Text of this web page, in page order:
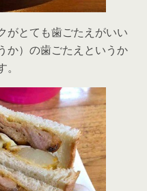
がとても歯ごたえがいい
か）の歯ごたえというか